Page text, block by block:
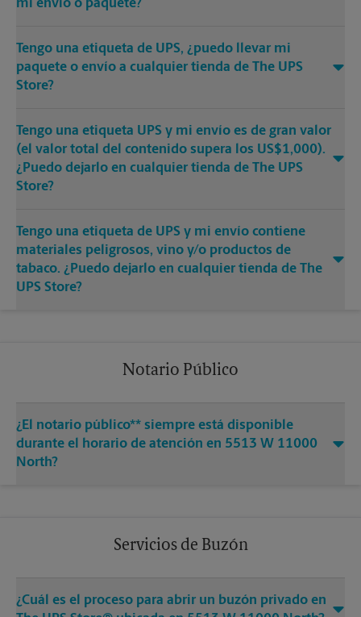
mi envío o paquete?
Tengo una etiqueta de UPS, ¿puedo llevar mi
paquete o envío a cualquier tienda de The UPS
Store?
Tengo una etiqueta UPS y mi envío es de gran valor
(el valor total del contenido supera los US$1,000).
¿Puedo dejarlo en cualquier tienda de The UPS
Store?
Tengo una etiqueta de UPS y mi envío contiene
materiales peligrosos, vino y/o productos de
tabaco. ¿Puedo dejarlo en cualquier tienda de The
UPS Store?
Notario Público
¿El notario público** siempre está disponible
durante el horario de atención en 5513 W 11000
North?
Servicios de Buzón
¿Cuál es el proceso para abrir un buzón privado en